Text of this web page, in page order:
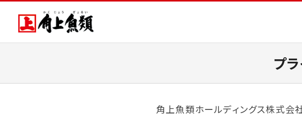
プ
角上魚類ホールディングス株式会